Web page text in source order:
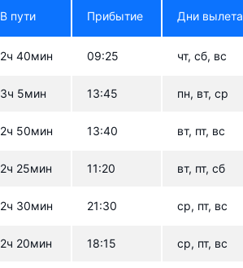
В пути Прибытие Дни вылета
2ч 40мин 09:25 чт, сб, вс
3ч 5мин 13:45 пн, вт, ср
2ч 50мин 13:40 вт, пт, вс
2ч 25мин 11:20 вт, пт, сб
2ч 30мин 21:30 ср, пт, вс
2ч 20мин 18:15 ср, пт, вс